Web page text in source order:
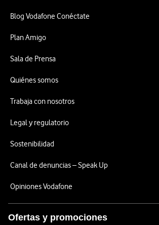
Blog Vodafone Conéctate
Plan Amigo
Sala de Prensa
Quiénes somos
Trabaja con nosotros
Legal y regulatorio
Sostenibilidad
Canal de denuncias – Speak Up
Opiniones Vodafone
Ofertas y promociones